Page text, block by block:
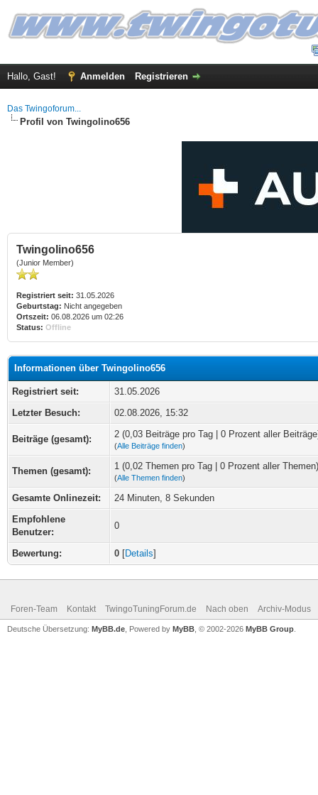
Hallo, Gast! Anmelden Registrieren
Das Twingoforum...
Profil von Twingolino656
Twingolino656
(Junior Member)
Registriert seit: 31.05.2026
Geburtstag: Nicht angegeben
Ortszeit: 06.08.2026 um 02:26
Status: Offline
Informationen über Twingolino656
Registriert seit:
31.05.2026
Letzter Besuch:
02.08.2026, 15:32
Beiträge (gesamt): 2 (0,03 Beiträge pro Tag | 0 Prozent aller
(Alle Beiträge finden)
Themen (gesamt): 1 (0,02 Themen pro Tag | 0 Prozent aller Themen)
(Alle Themen finden)
Gesamte Onlinezeit:
24 Minuten, 8 Sekunden
Empfohlene
Benutzer:
0
Bewertung: 0 [Details]
Foren-Team Kontakt TwingoTuningForum.de Nach oben Archiv-Modus
Deutsche Übersetzung: MyBB.de , Powered by MyBB , © 2002-2026 MyBB Group